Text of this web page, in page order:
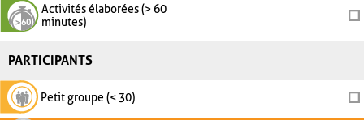
Activités élaborées (> 60
minutes)
PARTICIPANTS
Petit groupe (< 30)